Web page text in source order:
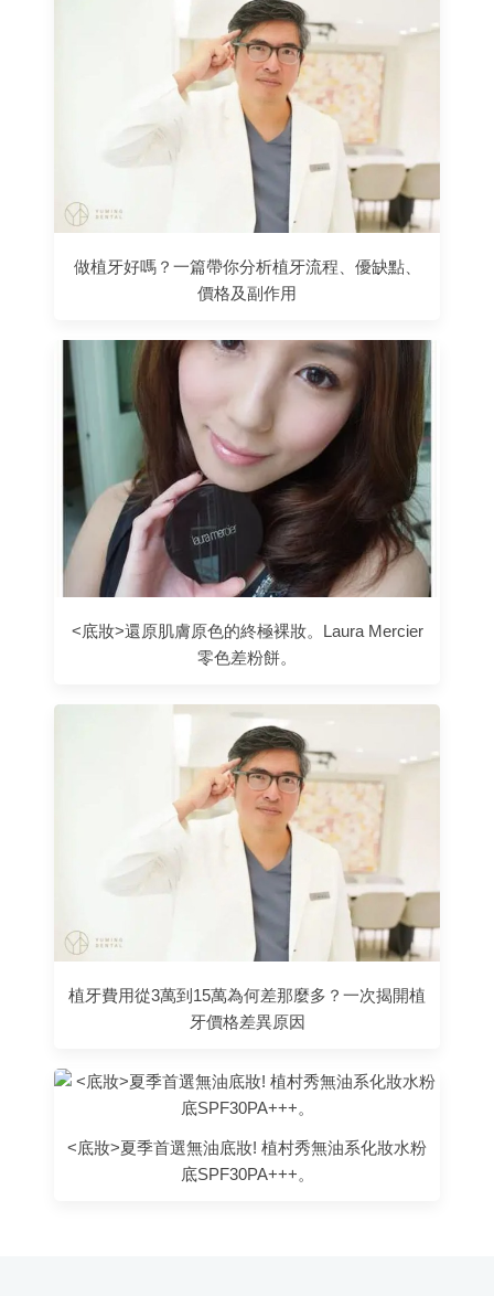
做植牙好嗎？一篇帶你分析植牙流程、優缺點、
價格及副作用
<底妝>還原肌膚原色的終極裸妝。Laura Mercier
零色差粉餅。
植牙費用從3萬到15萬為何差那麼多？一次揭開植
牙價格差異原因
<底妝>夏季首選無油底妝! 植村秀無油系化妝水粉
底SPF30PA+++。